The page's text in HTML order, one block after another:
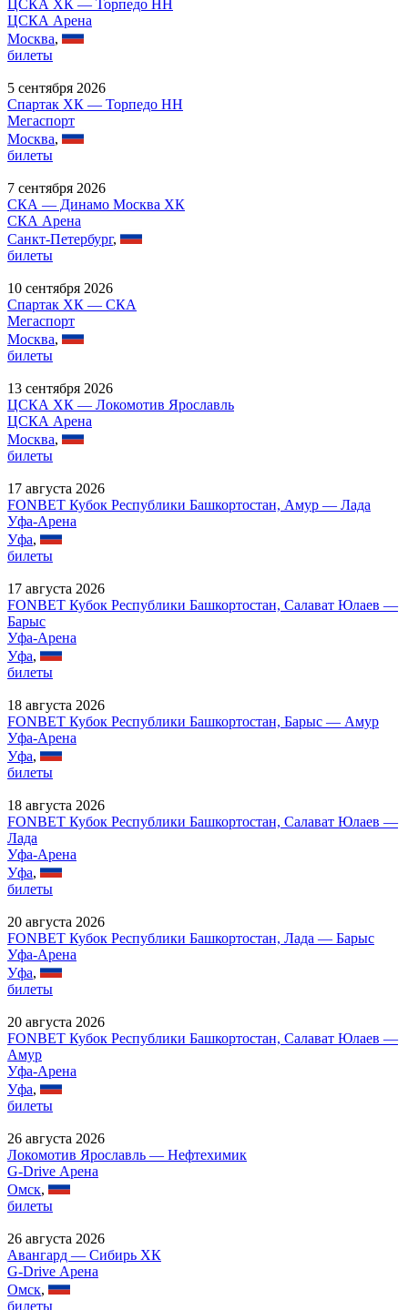
ЦСКА ХК — Торпедо НН
ЦСКА Арена
Москва,
билеты
5 сентября 2026
Спартак ХК — Торпедо НН
Мегаспорт
Москва,
билеты
7 сентября 2026
СКА — Динамо Москва ХК
СКА Арена
Санкт-Петербург,
билеты
10 сентября 2026
Спартак ХК — СКА
Мегаспорт
Москва,
билеты
13 сентября 2026
ЦСКА ХК — Локомотив Ярославль
ЦСКА Арена
Москва,
билеты
17 августа 2026
FONBET Кубок Республики Башкортостан, Амур — Лада
Уфа-Арена
Уфа,
билеты
17 августа 2026
FONBET Кубок Республики Башкортостан, Салават Юлаев —
Барыс
Уфа-Арена
Уфа,
билеты
18 августа 2026
FONBET Кубок Республики Башкортостан, Барыс — Амур
Уфа-Арена
Уфа,
билеты
18 августа 2026
FONBET Кубок Республики Башкортостан, Салават Юлаев —
Лада
Уфа-Арена
Уфа,
билеты
20 августа 2026
FONBET Кубок Республики Башкортостан, Лада — Барыс
Уфа-Арена
Уфа,
билеты
20 августа 2026
FONBET Кубок Республики Башкортостан, Салават Юлаев —
Амур
Уфа-Арена
Уфа,
билеты
26 августа 2026
Локомотив Ярославль — Нефтехимик
G-Drive Арена
Омск,
билеты
26 августа 2026
Авангард — Сибирь ХК
G-Drive Арена
Омск,
билеты